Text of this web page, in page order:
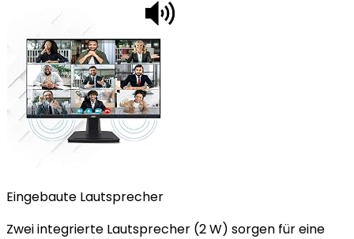
Eingebaute Lautsprecher
Zwei integrierte Lautsprecher (2 W) sorgen für eine